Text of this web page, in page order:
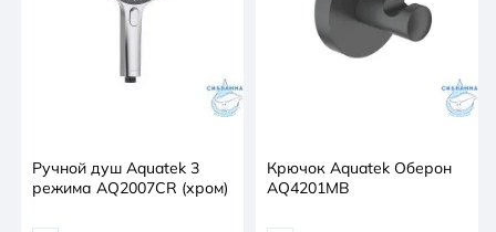
Ручной душ Aquatek 3
режима AQ2007CR (хром)
Крючок Aquatek Оберон
AQ4201MB